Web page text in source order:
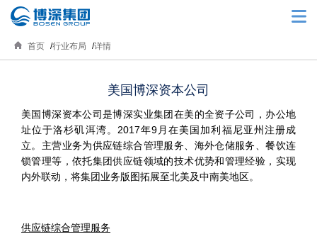
首页 行业布局 详情
美国博深资本公司
美国博深资本公司是博深实业集团在美的全资子公司，办公地
址位于洛杉矶洱湾。2017年9月在美国加利福尼亚州注册成
立。主营业务为供应链综合管理服务、海外仓储服务、餐饮连
锁管理等，依托集团供应链领域的技术优势和管理经验，实现
内外联动，将集团业务版图拓展至北美及中南美地区。
供应链综合管理服务